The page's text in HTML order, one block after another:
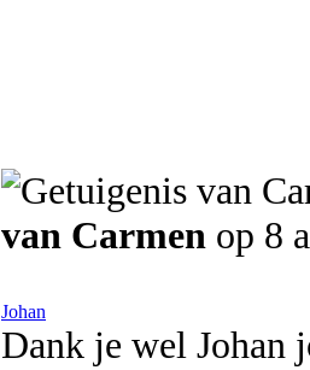
van Carmen op 8
Johan
Dank je wel Johan